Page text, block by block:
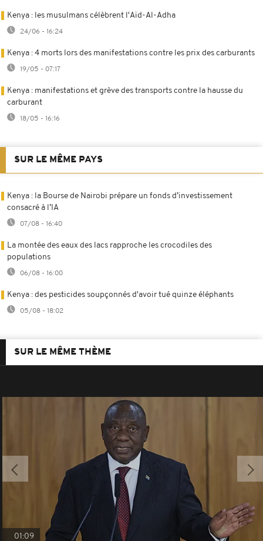
Kenya : les musulmans célèbrent l'Aïd-Al-Adha
24/06 - 16:24
Kenya : 4 morts lors des manifestations contre les prix des carburants
19/05 - 07:17
Kenya : manifestations et grève des transports contre la hausse du
carburant
18/05 - 16:16
SUR LE MÊME PAYS
Kenya : la Bourse de Nairobi prépare un fonds d’investissement
consacré à l’IA
07/08 - 16:40
La montée des eaux des lacs rapproche les crocodiles des
populations
06/08 - 16:00
Kenya : des pesticides soupçonnés d'avoir tué quinze éléphants
05/08 - 18:02
SUR LE MÊME THÈME
01:09